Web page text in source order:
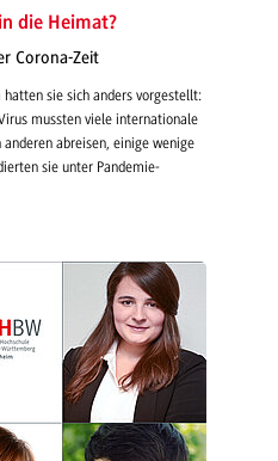
die Heimat?
Corona-Zeit
sie sich anders vorgestellt:
mussten viele internationale
abreisen, einige wenige
sie unter Pandemie-